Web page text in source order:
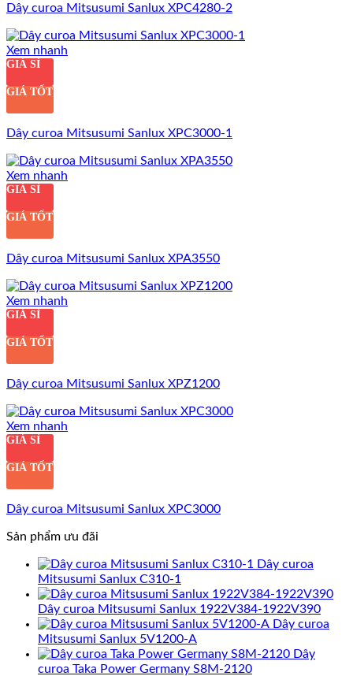
Dây curoa Mitsusumi Sanlux XPC4280-2
Xem nhanh
GIÁ SỈ
GIÁ TỐT
Dây curoa Mitsusumi Sanlux XPC3000-1
Xem nhanh
GIÁ SỈ
GIÁ TỐT
Dây curoa Mitsusumi Sanlux XPA3550
Xem nhanh
GIÁ SỈ
GIÁ TỐT
Dây curoa Mitsusumi Sanlux XPZ1200
Xem nhanh
GIÁ SỈ
GIÁ TỐT
Dây curoa Mitsusumi Sanlux XPC3000
Sản phẩm ưu đãi
Dây curoa
Mitsusumi Sanlux C310-1
Dây curoa Mitsusumi Sanlux 1922V384-1922V390
Dây curoa
Mitsusumi Sanlux 5V1200-A
Dây
curoa Taka Power Germany S8M-2120